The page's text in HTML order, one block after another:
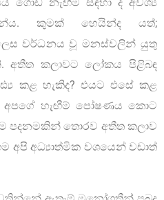
කුමක් හෙයින්ද යත්;
වර්ධනය වූ මනස්වලින් යුතු
කලාවට ලෝකය පිළිබඳ
කළ හැකිද? එයට එසේ කළ
අපගේ හැඟීම් පෝෂණය කොට
පදනමකින් තොරව අතීත කලාව
අපි අධ්‍යාත්මික වශයෙන් වඩාත්